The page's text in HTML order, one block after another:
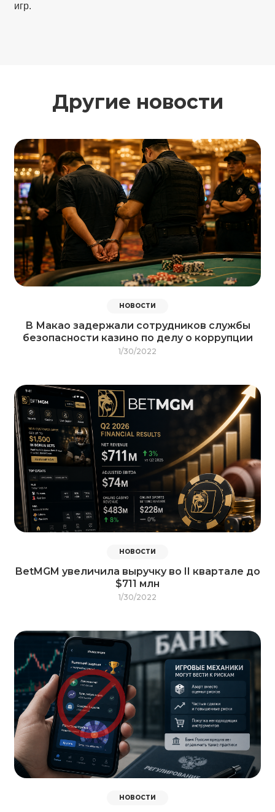
игр.
Другие новости
НОВОСТИ
В Макао задержали сотрудников службы
безопасности казино по делу о коррупции
1/30/2022
НОВОСТИ
BetMGM увеличила выручку во II квартале до
$711 млн
1/30/2022
НОВОСТИ